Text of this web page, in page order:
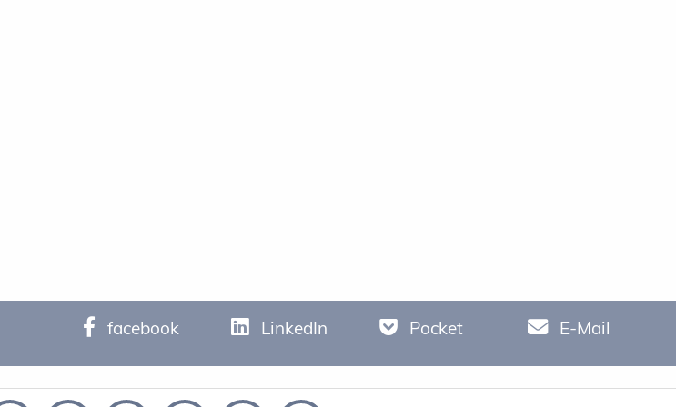
facebook LinkedIn Pocket E-Mail